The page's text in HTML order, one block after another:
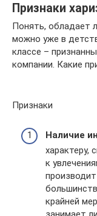
Признаки
Понять, обладает
можно уже в
классе –
компании. Какие
Признаки
Наличие
характеру,
к
крайней